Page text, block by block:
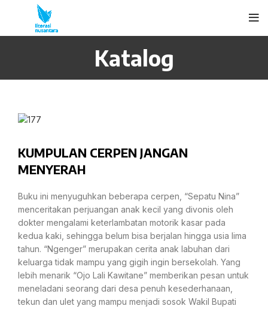
Katalog
KUMPULAN CERPEN JANGAN
MENYERAH
Buku ini menyuguhkan beberapa cerpen, “Sepatu Nina”
menceritakan perjuangan anak kecil yang divonis oleh
dokter mengalami keterlambatan motorik kasar pada
kedua kaki, sehingga belum bisa berjalan hingga usia lima
tahun. “Ngenger” merupakan cerita anak labuhan dari
keluarga tidak mampu yang gigih ingin bersekolah. Yang
lebih menarik “Ojo Lali Kawitane” memberikan pesan untuk
meneladani seorang dari desa penuh kesederhanaan,
tekun dan ulet yang mampu menjadi sosok Wakil Bupati